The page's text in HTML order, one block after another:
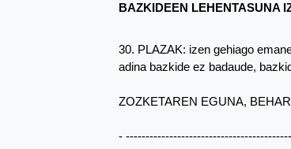
BAZKIDEEN LEHENTASUNA
30. PLAZAK: izen gehiago
adina bazkide ez badaude,
ZOZKETAREN EGUNA,
-